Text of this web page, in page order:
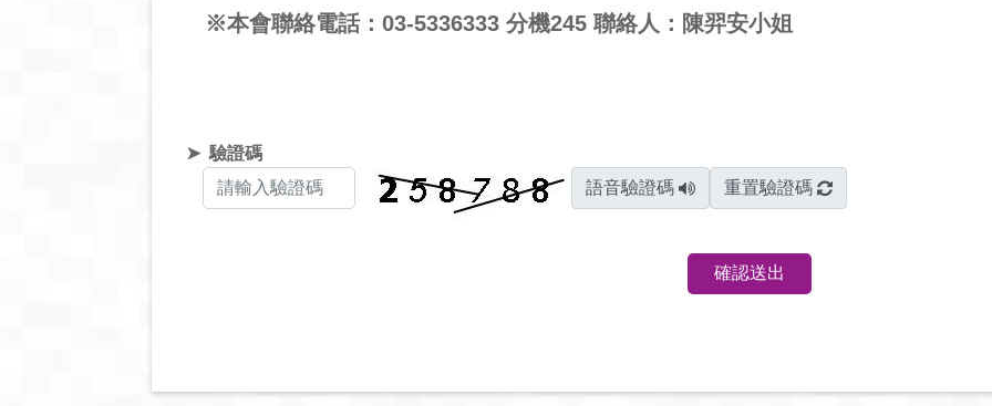
※本會聯絡電話：03-5336333 分機245 聯絡人：陳羿安小姐
驗證碼
語音驗證碼
重置驗證碼